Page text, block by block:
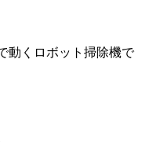
動くロボット掃除機で